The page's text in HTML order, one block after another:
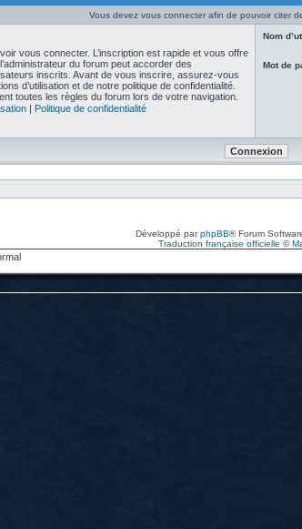
Vous devez vous connecter afin de pouvoir citer
vous connecter. L’inscription est rapide et vous offre
du forum peut accorder des
inscrits. Avant de vous inscrire, assurez-vous
d’utilisation et de notre politique de confidentialité.
toutes les règles du forum lors de votre navigation.
| Politique de confidentialité
Nom
Mot de
Développé parphpBB® Forum
Traduction française officielle ©